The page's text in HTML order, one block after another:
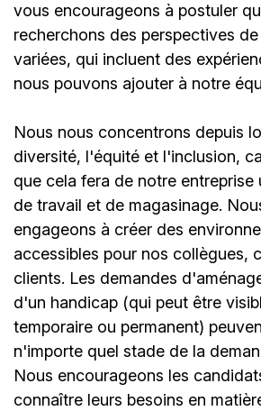
vous encourageons à postuler
recherchons des perspectives
variées, qui incluent des
nous pouvons ajouter à notre
Nous nous concentrons depuis
diversité, l'équité et l'inclusion,
que cela fera de notre entreprise
de travail et de magasinage.
engageons à créer des
accessibles pour nos collègues,
clients. Les demandes
d'un handicap (qui peut être
temporaire ou permanent)
n'importe quel stade de la
Nous encourageons les
connaître leurs besoins en